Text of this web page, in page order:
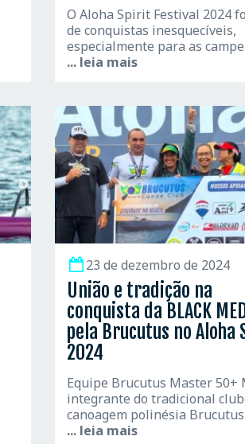
O Aloha Spirit Festival 2024
de conquistas inesquecíveis,
especialmente para as
... leia mais
23 de dezembro de 2024
União e tradição na
conquista da BLACK
pela Brucutus no Aloha
2024
Equipe Brucutus Master 50+
integrante do tradicional
canoagem polinésia Brucutus
... leia mais